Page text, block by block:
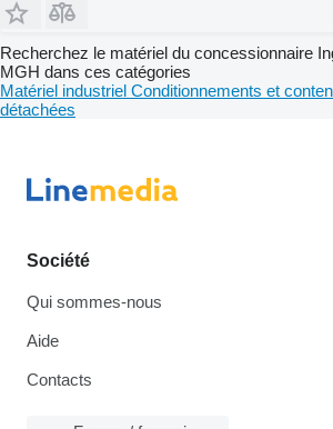
Recherchez le matériel du concessionnaire
MGH dans ces catégories
Matériel industriel Conditionnements et
détachées
Société
Qui sommes-nous
Aide
Contacts